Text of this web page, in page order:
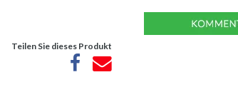
Teilen Sie dieses Produkt